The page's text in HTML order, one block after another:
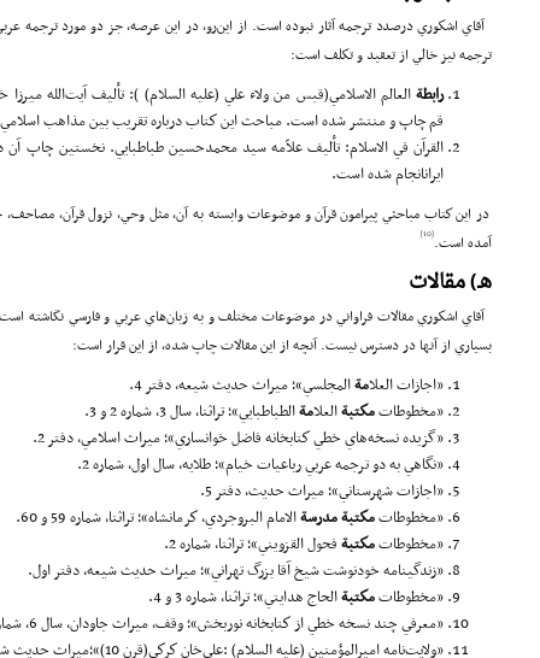
آقاي اشكوري درصدد ترجمه آثار نبوده است. از اين‌رو، در اين عرصه، جز دو مورد ترجمه
ترجمه نيز خالي از تعقيد و تكلف است:
رابطة
قم چاپ و منتشر شده است. مباحث اين كتاب درباره تقريب بين مذاهب
ايرانانجام شده است.
در اين كتاب مباحثي پيرامون قرآن و موضوعات وابسته به آن، مثل وحي، نزول قرآن،
آمده است.[10]
هـ) مقالات
آقاي اشكوري مقالات فراواني در موضوعات مختلف و به زبان‌هاي عربي و فارسي نگاشته است
بسياري از آنها در دسترس نيست. آنچه از اين مقالات چاپ شده، از اين قرار است:
«اجازات العلامةالمجلسي»؛ ميراث حديث شيعه، دفتر 4.
«مخطوطاتمكتبةالعلامةالطباطبايي»؛ تراثنا، سال 3، شماره 2 و 3.
«گزيده نسخه‌هاي خطي كتاب­خانه فاضل خوانساري»؛ ميراث اسلامي، دفتر 2.
«نگاهي به دو ترجمه عربي رباعيات خيام»؛ طلايه، سال اول، شماره 2.
«اجازات شهرستاني»؛ ميراث حديث، دفتر 5.
«مخطوطاتمكتبةمدرسةالامام البروجردي، كرمانشاه»؛ تراثنا، شماره 59 و 60.
«مخطوطاتمكتبةفحول القزويني»؛ تراثنا، شماره 2.
«زندگي­نامه خودنوشت شيخ آقا بزرگ تهراني»؛ ميراث حديث شيعه، دفتر اول.
«مخطوطاتمكتبةالحاج هدايتي»؛ تراثنا، شماره 3 و 4.
«معرفي چند نسخه خطي از كتابخانه نوربخش»؛ وقف، ميراث جاودان، سال 6، شماره 1.
«ولايت‌نامه اميرالمؤمنين (علیه السلام) :علي‌خان كركي(قرن 10)»؛ميراث حديث شيعه،دفتر9.